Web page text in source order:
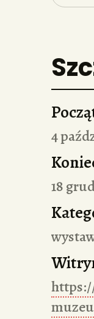
4
18